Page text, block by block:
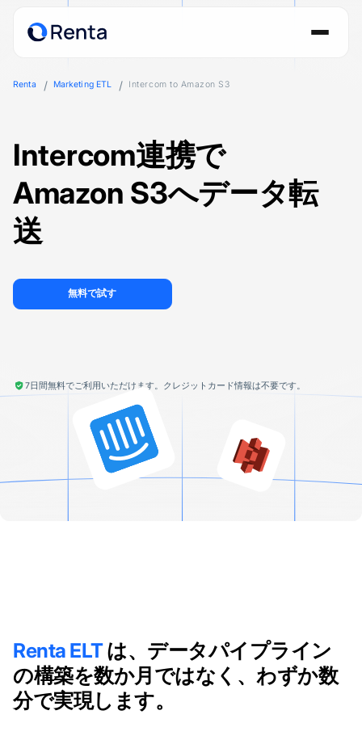
Renta Marketing ETL Intercom to Amazon S3
Intercom連携で
Amazon S3へデータ転
送
無料で試す
7日間無料でご利用いただけます。クレジットカード情報は不要です。
Renta ELTは、データパイプライン
の構築を数か月ではなく、わずか数
分で実現します。